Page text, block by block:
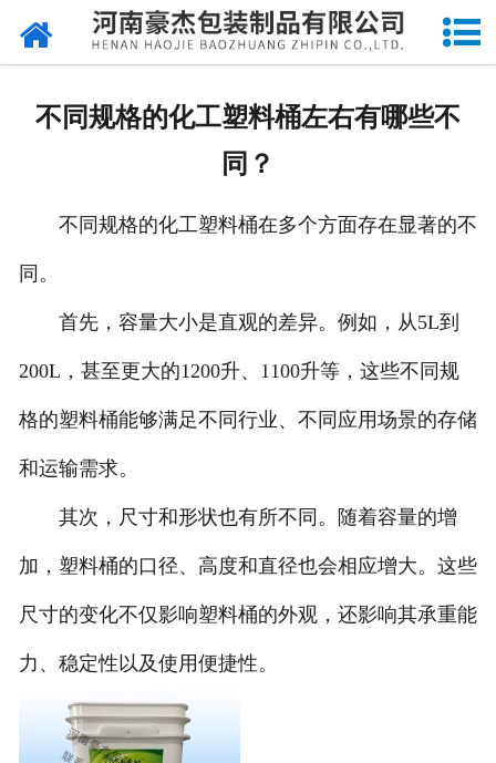
网站首页
资质荣誉
厂容厂貌
印刷工艺
不同规格的化工塑料桶左右有哪些不
同？
不同规格的化工塑料桶在多个方面存在显著的不
同。
首先，容量大小是直观的差异。例如，从5L到
200L，甚至更大的1200升、1100升等，这些不同规
格的塑料桶能够满足不同行业、不同应用场景的存储
和运输需求。
其次，尺寸和形状也有所不同。随着容量的增
加，塑料桶的口径、高度和直径也会相应增大。这些
尺寸的变化不仅影响塑料桶的外观，还影响其承重能
力、稳定性以及使用便捷性。